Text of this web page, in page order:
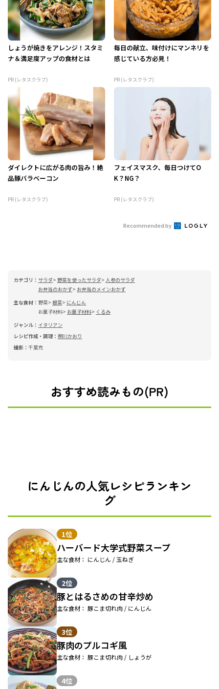
しょうが焼きをアレンジ！スタミ
ナ＆満足度アップの食材とは
PR (レタスクラブ)
毎日の献立、味付けにマンネリを
感じている方必見！
PR (レタスクラブ)
ダイレクトに広がる肉の旨み！絶
品豚バラベーコン
PR (レタスクラブ)
フェイスマスク、毎日つけてO
K？NG？
PR (レタスクラブ)
Recommended by
カテゴリ： サラダ 野菜を使ったサラダ 人参のサラダ
お弁当のおかず
お弁当のメインおかず
主な食材： 野菜 根菜
にんじん
お菓子材料
お菓子材料
くるみ
ジャンル： イタリアン
レシピ作成・調理： 栁川かおり
撮影： 千葉充
おすすめ読みもの(PR)
にんじんの人気レシピランキン
グ
1位
ハーバード大学式野菜スープ
主な食材： にんじん / 玉ねぎ
2位
豚とはるさめの甘辛炒め
主な食材： 豚こま切れ肉 / にんじん
3位
豚肉のプルコギ風
主な食材： 豚こま切れ肉 / しょうが
4位